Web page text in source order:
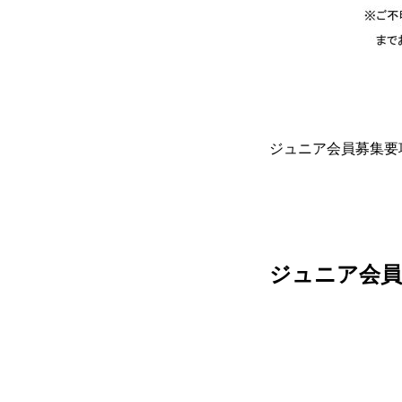
ジュニア会員募集要
ジュニア会